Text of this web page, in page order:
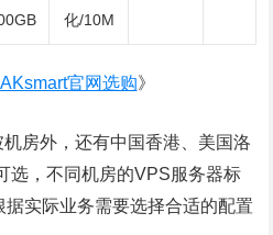
化/10M
官网选购》
房外，还有中国香港、美国洛
选，不同机房的VPS服务器标
实际业务需要选择合适的配置